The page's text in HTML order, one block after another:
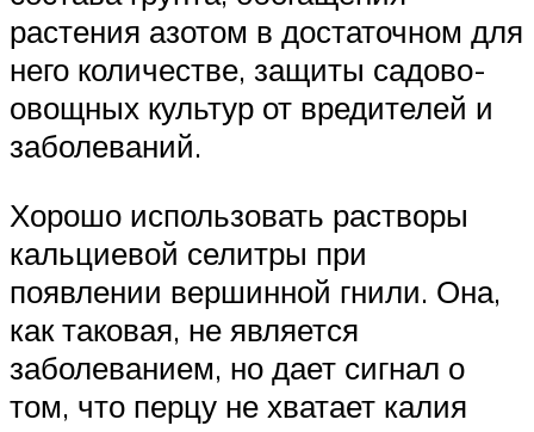
растения азотом в достаточном для
него количестве, защиты садово-
овощных культур от вредителей и
заболеваний.
Хорошо использовать растворы
кальциевой селитры при
появлении вершинной гнили. Она,
как таковая, не является
заболеванием, но дает сигнал о
том, что перцу не хватает калия